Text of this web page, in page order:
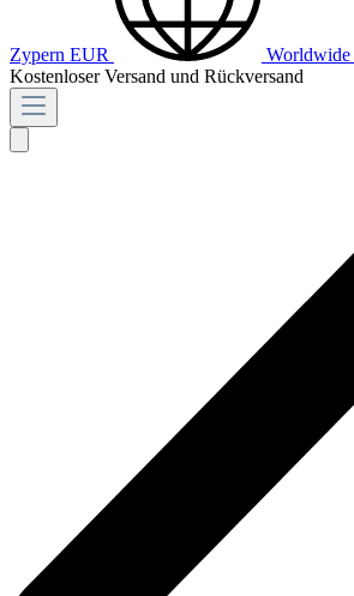
Zypern EUR Worldwide
Kostenloser Versand und Rückversand